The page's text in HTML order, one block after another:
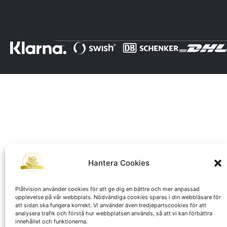
Hantera Cookies
Plåtvision använder cookies för att ge dig en bättre och mer anpassad
upplevelse på vår webbplats. Nödvändiga cookies sparas i din webbläsare för
att sidan ska fungera korrekt. Vi använder även tredjepartscookies för att
analysera trafik och förstå hur webbplatsen används, så att vi kan förbättra
innehållet och funktionerna.